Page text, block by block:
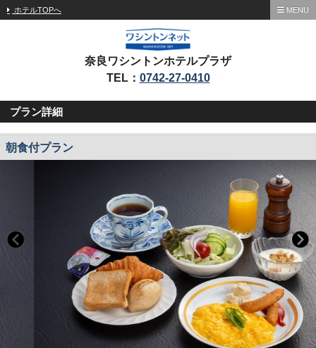
ホテルTOPへ MENU
奈良ワシントンホテルプラザ
TEL： 0742-27-0410
プラン詳細
朝食付プラン